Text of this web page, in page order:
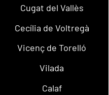
Cugat del Vallès
Cecília de Voltregà
Vicenç de Torelló
Vilada
Calaf